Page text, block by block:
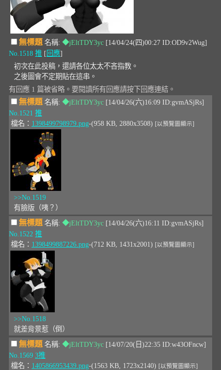
無標題 名稱: ◆jEltTDY3yc [14/04/24(四)00:27 ID:OD9v2Wug]
No.1518 推 [ 回應]
初次在此投稿，還請各位太太不吝指教。
之後圖會不定期貼在這串。
有回應 1 篇被省略。要閱讀所有回應請按下回應連結。
無標題 名稱: ◆jEltTDY3yc [14/04/26(六)16:09 ID:gvmASjRs]
No.1521 推
檔名： 1398499798979.png-(958 KB, 2880x3508) [以預覽圖顯示]
>>No.1519
有臉版（咦？）
無標題名稱: ◆jEltTDY3yc [14/04/26(六)16:11 ID:gvmASjRs]
No.1522 推
檔名： 1398499887226.png-(712 KB, 1431x2001) [以預覽圖顯示]
>>No.1518
就差背景惹（倒）
無標題 名稱: ◆jEltTDY3yc [14/07/20(日)22:35 ID:w43OFncw]
No.1569 3推
檔名： 1405866953439.png-(1563 KB, 1723x2140) [以預覽圖顯示]